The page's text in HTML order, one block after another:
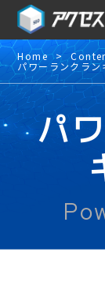
Home
パワーランクラン
パ